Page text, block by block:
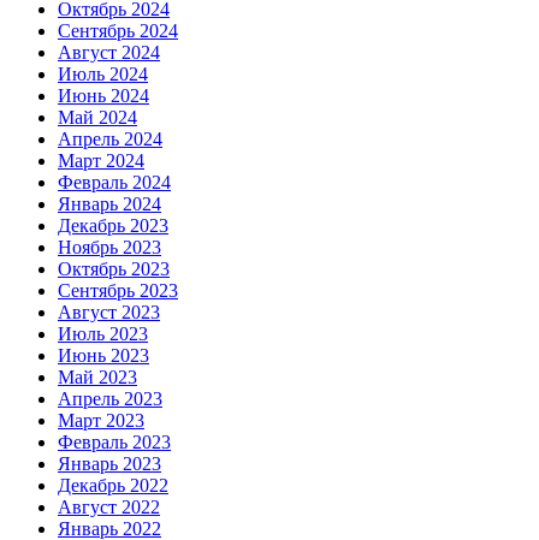
Октябрь 2024
Сентябрь 2024
Август 2024
Июль 2024
Июнь 2024
Май 2024
Апрель 2024
Март 2024
Февраль 2024
Январь 2024
Декабрь 2023
Ноябрь 2023
Октябрь 2023
Сентябрь 2023
Август 2023
Июль 2023
Июнь 2023
Май 2023
Апрель 2023
Март 2023
Февраль 2023
Январь 2023
Декабрь 2022
Август 2022
Январь 2022